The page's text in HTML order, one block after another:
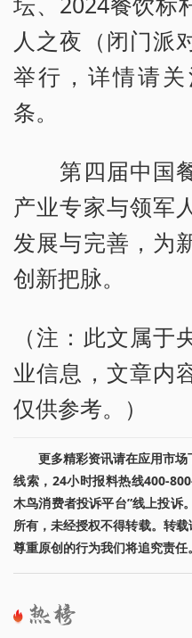
人之夜（闭门派
举行，详情请
条。
第四届中国餐
产业专家与领军
发展与完善，为
创新把脉。
（注：此文属
业信息，文章内
仅供参考。）
更多精彩资讯请在应用市
线索，24小时报料热线400-
木鸟消费者投诉平台”线上投诉
所有，未经授权不得转载。转
尊重原创的行为我们将追究责任。